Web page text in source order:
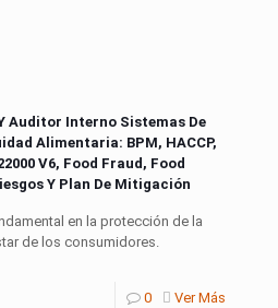
Auditor Interno Sistemas De
Alimentaria: BPM, HACCP,
V6, Food Fraud, Food
Y Plan De Mitigación
en la protección de la
de los consumidores.
0 Ver Más